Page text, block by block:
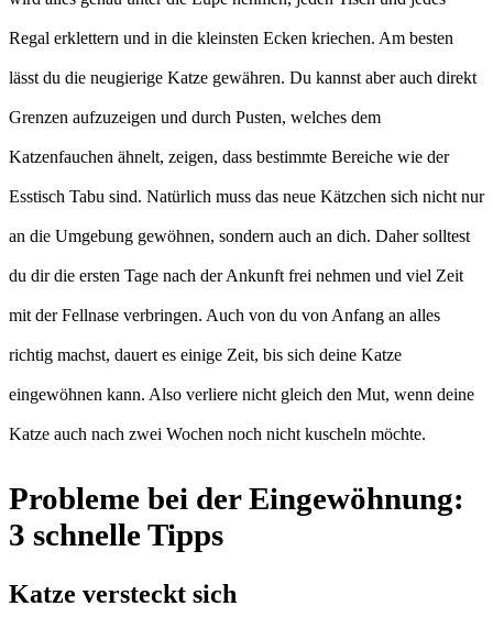
Regal erklettern und in die kleinsten Ecken kriechen. Am besten
lässt du die neugierige Katze gewähren. Du kannst aber auch direkt
Grenzen aufzuzeigen und durch Pusten, welches dem
Katzenfauchen ähnelt, zeigen, dass bestimmte Bereiche wie der
Esstisch Tabu sind. Natürlich muss das neue Kätzchen sich nicht nur
an die Umgebung gewöhnen, sondern auch an dich. Daher solltest
du dir die ersten Tage nach der Ankunft frei nehmen und viel Zeit
mit der Fellnase verbringen. Auch von du von Anfang an alles
richtig machst, dauert es einige Zeit, bis sich deine Katze
eingewöhnen kann. Also verliere nicht gleich den Mut, wenn deine
Katze auch nach zwei Wochen noch nicht kuscheln möchte.
Probleme bei der Eingewöhnung:
3 schnelle Tipps
Katze versteckt sich